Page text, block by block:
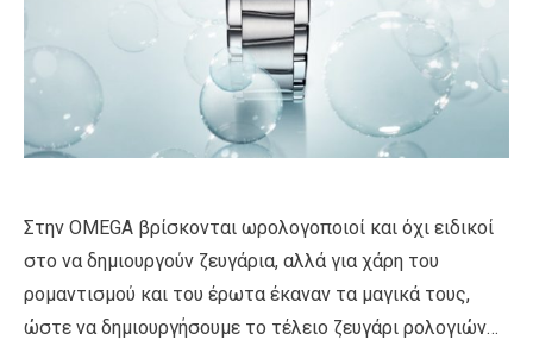
Στην OMEGA βρίσκονται ωρολογοποιοί και όχι ειδικοί
στο να δημιουργούν ζευγάρια, αλλά για χάρη του
ρομαντισμού και του έρωτα έκαναν τα μαγικά τους,
ώστε να δημιουργήσουμε το τέλειο ζευγάρι ρολογιών…